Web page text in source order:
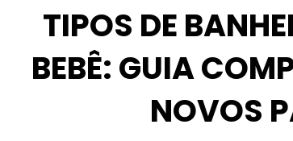
TIPOS DE
BEBÊ: GUIA
NOVOS